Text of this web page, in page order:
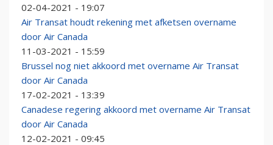
02-04-2021 - 19:07
Air Transat houdt rekening met afketsen overname
door Air Canada
11-03-2021 - 15:59
Brussel nog niet akkoord met overname Air Transat
door Air Canada
17-02-2021 - 13:39
Canadese regering akkoord met overname Air Transat
door Air Canada
12-02-2021 - 09:45